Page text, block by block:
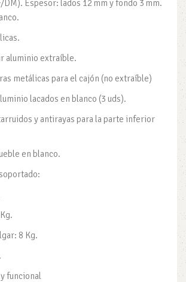
DM). Espesor: lados 12 mm y fondo 3 mm.
aluminio extraíble.
metálicas para el cajón (no extraíble)
lacados en blanco (3 uds).
y antirayas para la parte inferior
en blanco.
8 Kg.
funcional